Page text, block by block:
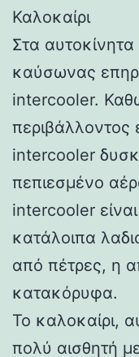
Καλοκαίρι
Στα
καύσωνας
intercooler.
περιβάλλοντος
intercooler
πεπιεσμένο
intercooler
κατάλοιπα
από πέτρες, η
κατακόρυφα.
Το καλοκαίρι,
πολύ αισθητή